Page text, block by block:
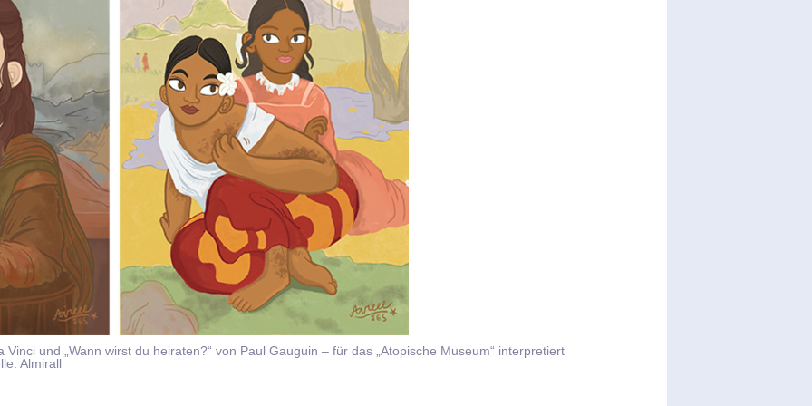
Vinci und „Wann wirst du heiraten?“ von Paul Gauguin – für das „Atopische Museum“ interpretiert
Almirall